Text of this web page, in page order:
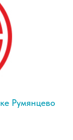
Румянцево